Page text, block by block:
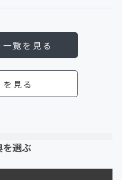
覧を見る
見る
選ぶ